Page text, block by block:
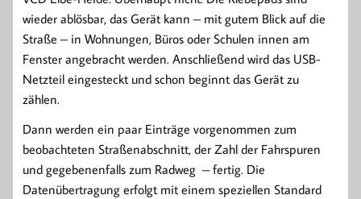
wieder ablösbar, das Gerät kann – mit gutem Blick auf die
Straße – in Wohnungen, Büros oder Schulen innen am
Fenster angebracht werden. Anschließend wird das USB-
Netzteil eingesteckt und schon beginnt das Gerät zu
zählen.
Dann werden ein paar Einträge vorgenommen zum
beobachteten Straßenabschnitt, der Zahl der Fahrspuren
und gegebenenfalls zum Radweg – fertig. Die
Datenübertragung erfolgt mit einem speziellen Standard